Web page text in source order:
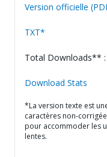
Version officielle
TXT*
Total Downloads**
Download Stats
*La version texte est
caractères non-
pour accommoder les
lentes.